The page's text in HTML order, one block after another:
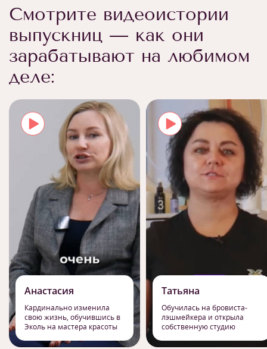
Смотрите видеоистории
выпускниц — как они
зарабатывают на любимом
деле:
Анастасия
Кардинально изменила
свою жизнь, обучившись в
Эколь на мастера красоты
Татьяна
Обучилась на бровиста-
лэшмейкера и открыла
собственную студию